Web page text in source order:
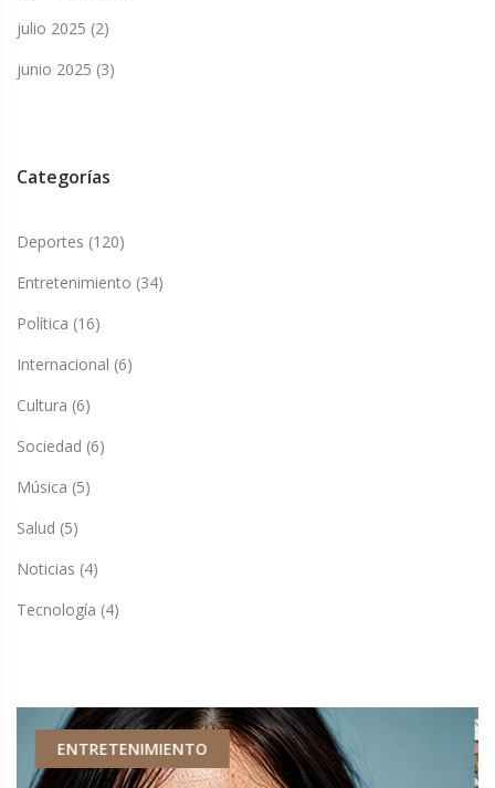
julio 2025 (2)
junio 2025 (3)
Categorías
Deportes (120)
Entretenimiento (34)
Política (16)
Internacional (6)
Cultura (6)
Sociedad (6)
Música (5)
Salud (5)
Noticias (4)
Tecnología (4)
CIENCIA